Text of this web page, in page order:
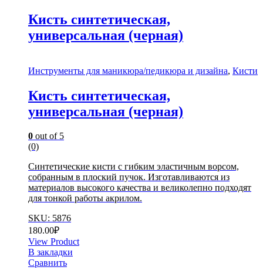
Кисть синтетическая,
универсальная (черная)
Инструменты для маникюра/педикюра и дизайна, Кисти
Кисть синтетическая,
универсальная (черная)
0 out of 5
(0)
Синтетические кисти с гибким эластичным ворсом,
собранным в плоский пучок. Изготавливаются из
материалов высокого качества и великолепно подходят
для тонкой работы акрилом.
SKU: 5876
180.00₽
View Product
В закладки
Сравнить